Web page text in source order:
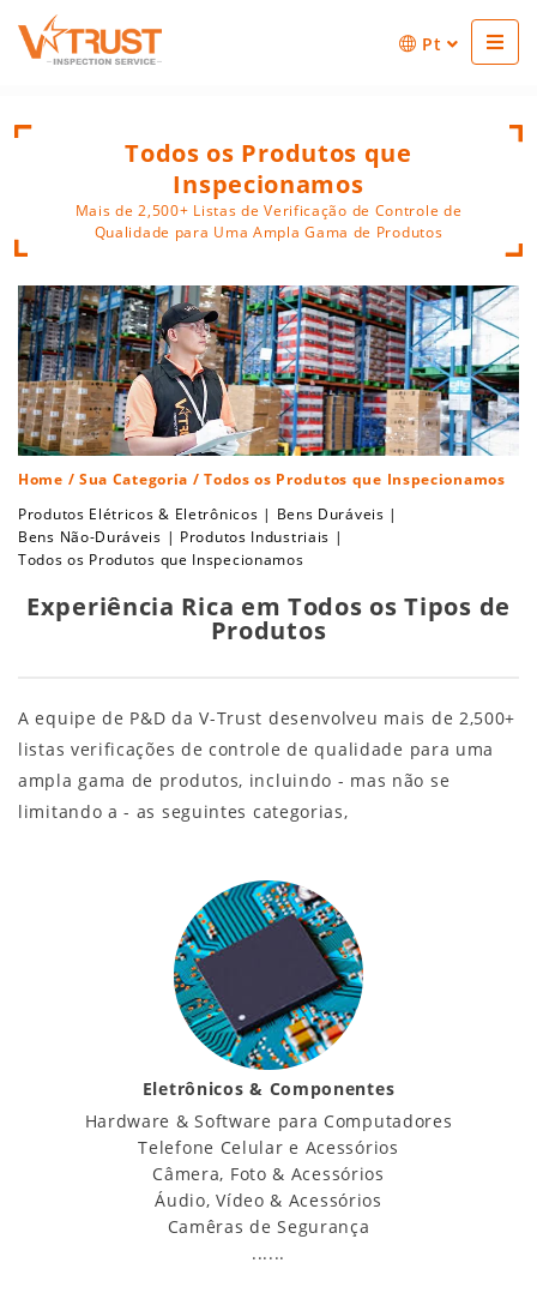
Pt
Todos os Produtos que
Inspecionamos
Mais de 2,500+ Listas de Verificação de Controle de
Qualidade para Uma Ampla Gama de Produtos
Home / Sua Categoria / Todos os Produtos que Inspecionamos
Produtos Elétricos & Eletrônicos | Bens Duráveis |
Bens Não-Duráveis | Produtos Industriais |
Todos os Produtos que Inspecionamos
Experiência Rica em Todos os Tipos de
Produtos
A equipe de P&D da V-Trust desenvolveu mais de 2,500+
listas verificações de controle de qualidade para uma
ampla gama de produtos, incluindo - mas não se
limitando a - as seguintes categorias,
Eletrônicos & Componentes
Hardware & Software para Computadores
Telefone Celular e Acessórios
Câmera, Foto & Acessórios
Áudio, Vídeo & Acessórios
Camêras de Segurança
......